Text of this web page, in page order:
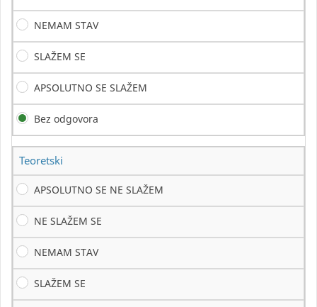
NEMAM STAV
SLAŽEM SE
APSOLUTNO SE SLAŽEM
Bez odgovora
Teoretski
APSOLUTNO SE NE SLAŽEM
NE SLAŽEM SE
NEMAM STAV
SLAŽEM SE